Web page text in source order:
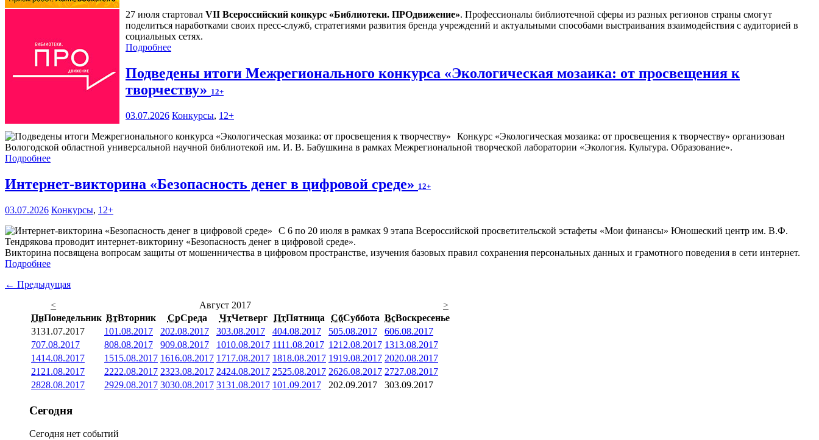
27 июля стартовал VII Всероссийский конкурс «Библиотеки. ПРОдвижение». Профессионалы библиотечной сферы из разных регионов страны смогут
поделиться наработками своих пресс-служб, стратегиями развития бренда учреждений и актуальными способами выстраивания взаимодействия с аудиторией в
социальных сетях.
Подробнее
Подведены итоги Межрегионального конкурса «Экологическая мозаика: от просвещения к
творчеству» 12+
03.07.2026 Конкурсы, 12+
Конкурс «Экологическая мозаика: от просвещения к творчеству» организован
Вологодской областной универсальной научной библиотекой им. И. В. Бабушкина в рамках Межрегиональной творческой лаборатории «Экология. Культура. Образование».
Подробнее
Интернет-викторина «Безопасность денег в цифровой среде» 12+
03.07.2026 Конкурсы, 12+
С 6 по 20 июля в рамках 9 этапа Всероссийской просветительской эстафеты «Мои финансы» Юношеский центр им. В.Ф.
Тендрякова проводит интернет-викторину «Безопасность денег в цифровой среде».
Викторина посвящена вопросам защиты от мошенничества в цифровом пространстве, изучения базовых правил сохранения персональных данных и грамотного поведения в сети интернет.
Подробнее
← Предыдущая
<
Август 2017
>
ПнПонедельник ВтВторник СрСреда ЧтЧетверг ПтПятница СбСуббота ВсВоскресенье
3131.07.2017 101.08.2017 202.08.2017 303.08.2017 404.08.2017 505.08.2017 606.08.2017
707.08.2017 808.08.2017 909.08.2017 1010.08.2017 1111.08.2017 1212.08.2017 1313.08.2017
1414.08.2017 1515.08.2017 1616.08.2017 1717.08.2017 1818.08.2017 1919.08.2017 2020.08.2017
21 21.08.2017 2222.08.2017 2323.08.2017 2424.08.2017 2525.08.2017 2626.08.2017 2727.08.2017
2828.08.2017 2929.08.2017 3030.08.2017 3131.08.2017 101.09.2017 202.09.2017 303.09.2017
Сегодня
Сегодня нет событий